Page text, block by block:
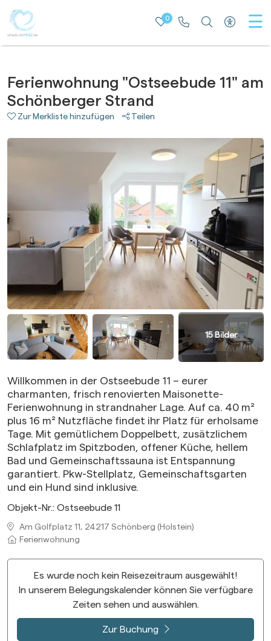
0
MerklisteRufen Sie uns an
NachZur☰
Ferienwohnung "Ostseebude 11" am
Schönberger Strand
Zur Merkliste hinzufügen Teilen
15 Bilder
Willkommen in der Ostseebude 11 – eurer
charmanten, frisch renovierten Maisonette-
Ferienwohnung in strandnaher Lage. Auf ca. 40 m²
plus 16 m² Nutzfläche findet ihr Platz für erholsame
Tage. Mit gemütlichem Doppelbett, zusätzlichem
Schlafplatz im Spitzboden, offener Küche, hellem
Bad und Gemeinschaftssauna ist Entspannung
garantiert. Pkw-Stellplatz, Gemeinschaftsgarten
und ein Hund sind inklusive.
Objekt-Nr.: Ostseebude 11
Am Golfplatz 11, 24217 Schönberg (Holstein)
Ferienwohnung
Es wurde noch kein Reisezeitraum ausgewählt!
In unserem Belegungskalender können Sie verfügbare
Zeiten sehen und auswählen.
Zur Buchung